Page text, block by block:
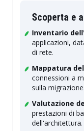
Scoperta e
Inventario
applicazioni,
di rete.
Mappatura
connessioni a
sulla migrazione.
Valutazione
prestazioni di
dell'architettura.